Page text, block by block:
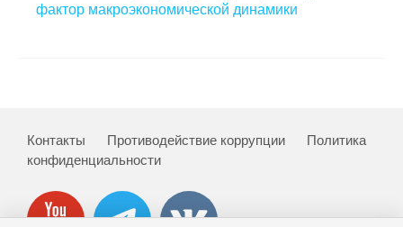
Научные труды
Редакционная этика
Информация для авторов
фактор макроэкономической динамики
Контакты Противодействие коррупции
Политика
конфиденциальности